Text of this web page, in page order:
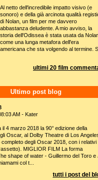
Al netto dell'incredibile impatto visivo (e
sonoro) e della già arcinota qualità
di Nolan, un film per me davvero
abbastanza deludente. A mio avviso, la
storia dell'Odissea è stata usata da
come una lunga metafora dell'era
americana che sta volgendo al termine.
ultimi 20 film
Ultimo post blog
AM - Kater
il 4 marzo 2018 la 90° edizione della
Oscar, al Dolby Theatre di Los
degli Oscar 2018, con i relativi
MIGLIOR FILM La forma
shape of water - Guillermo del Toro e
col t...
tutti i post del